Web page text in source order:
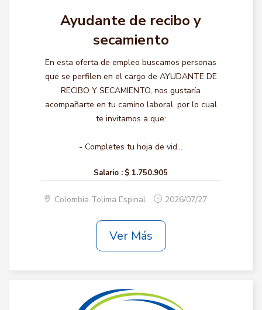
Ayudante de recibo y
secamiento
En esta oferta de empleo buscamos personas
que se perfilen en el cargo de AYUDANTE DE
RECIBO Y SECAMIENTO, nos gustaría
acompañarte en tu camino laboral, por lo cual
te invitamos a que:
- Completes tu hoja de vid...
Salario : $ 1.750.905
Colombia Tolima Espinal 2026/07/27
Ver Más